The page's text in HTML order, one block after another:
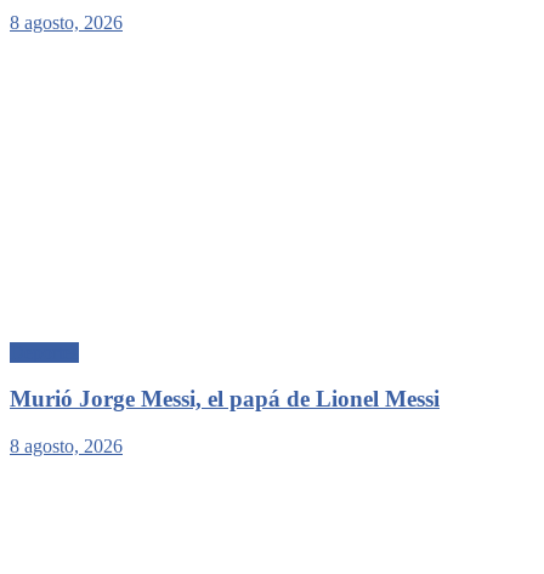
8 agosto, 2026
Murió Jorge Messi, el papá de Lionel Messi
8 agosto, 2026